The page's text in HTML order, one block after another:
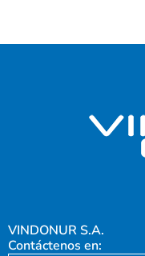
VINDONUR S.A.
Contáctenos en: